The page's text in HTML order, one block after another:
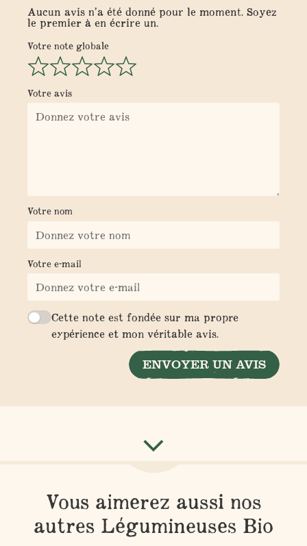
Aucun avis n’a été donné pour le moment. Soyez
le premier à en écrire un.
Votre note globale
Votre avis
Votre nom
Votre e-mail
Cette note est fondée sur ma propre
expérience et mon véritable avis.
ENVOYER UN AVIS
Vous aimerez aussi nos
autres Légumineuses Bio